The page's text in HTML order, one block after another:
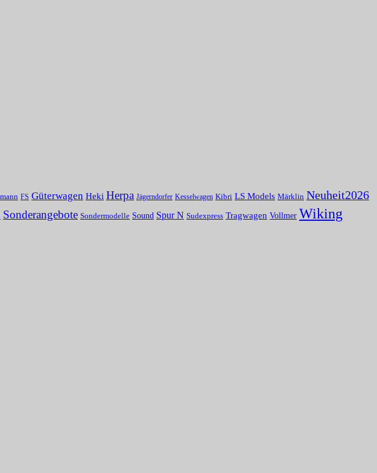
FS Güterwagen Heki Herpa Jägerndorfer Kesselwagen Kibri LS Models Märklin Neuheit2026
Sonderangebote Sondermodelle Sound Spur N Sudexpress Tragwagen Vollmer Wiking